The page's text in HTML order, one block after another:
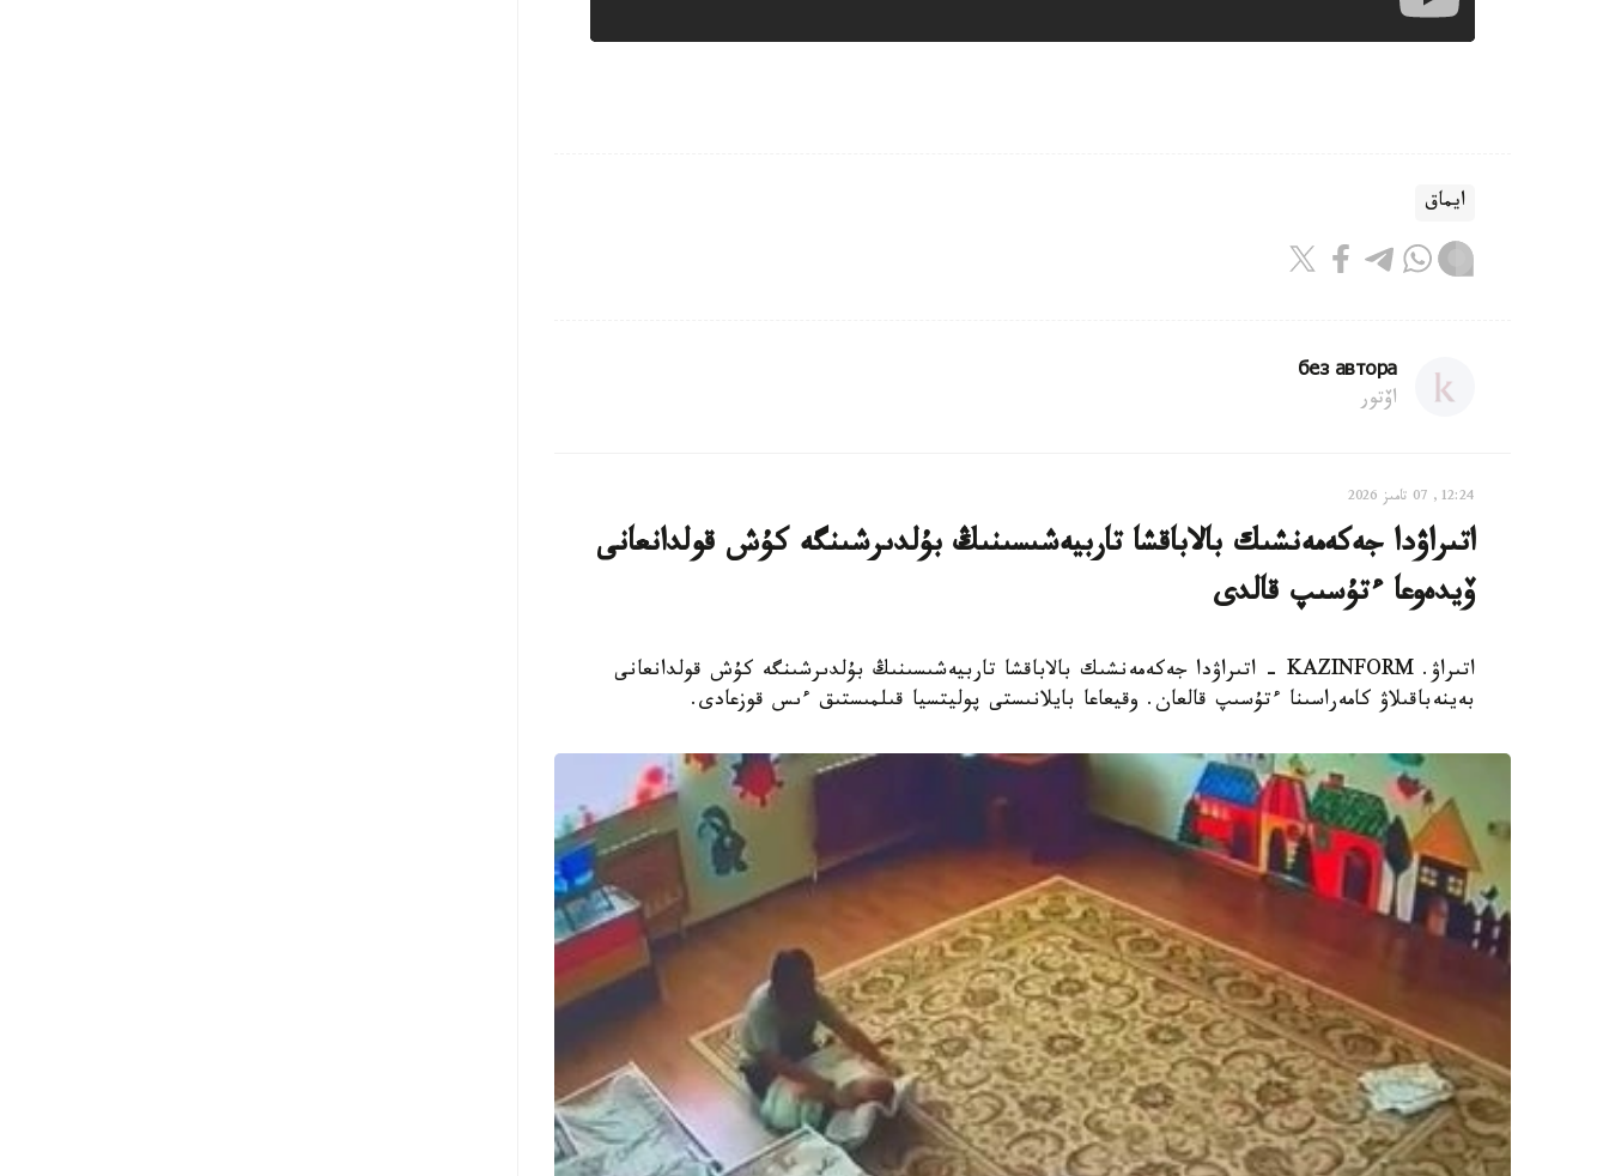
ايماق
без автора
اۆتور
12:24, 07 تامىز 2026
اتىراۋدا جەكەمەنشىك بالاباقشا تاربيەشىسىنىڭ بۇلدىرشىنگە كۇش قولدانعانى
ۆيدەوعا ءتۇسىپ قالدى
اتىراۋ. KAZINFORM - اتىراۋدا جەكەمەنشىك بالاباقشا تاربيەشىسىنىڭ بۇلدىرشىنگە كۇش قولدانعانى
بەينەباقىلاۋ كامەراسىنا ءتۇسىپ قالعان. وقيعاعا بايلانىستى پوليتسيا قىلمىستىق ءىس قوزعادى.